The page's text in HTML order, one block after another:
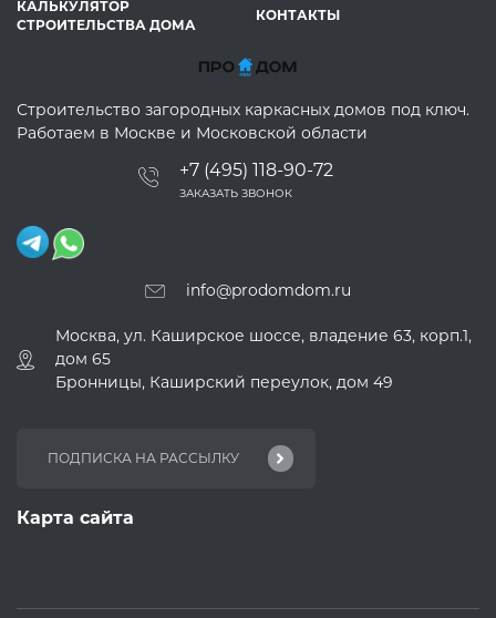
КАЛЬКУЛЯТОР
СТРОИТЕЛЬСТВА ДОМА
КОНТАКТЫ
Строительство загородных каркасных домов под ключ.
Работаем в Москве и Московской области
+7 (495) 118-90-72
ЗАКАЗАТЬ ЗВОНОК
info@prodomdom.ru
Москва, ул. Каширское шоссе, владение 63, корп.1,
дом 65
Бронницы, Каширский переулок, дом 49
Карта сайта